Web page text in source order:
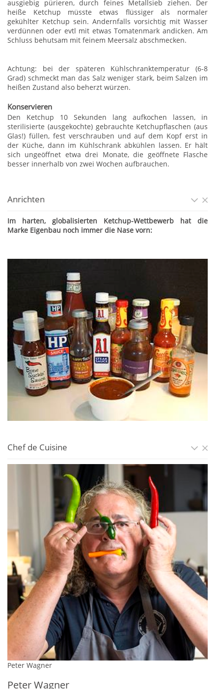
ausgiebig pürieren, durch feines Metallsieb ziehen. Der
heiße Ketchup müsste etwas flüssiger als normaler
gekühlter Ketchup sein. Andernfalls vorsichtig mit Wasser
verdünnen oder evtl mit etwas Tomatenmark andicken. Am
Schluss behutsam mit feinem Meersalz abschmecken.
Achtung: bei der späteren Kühlschranktemperatur (6-8
Grad) schmeckt man das Salz weniger stark, beim Salzen im
heißen Zustand also beherzt würzen.
Konservieren
Den Ketchup 10 Sekunden lang aufkochen lassen, in
sterilisierte (ausgekochte) gebrauchte Ketchupflaschen (aus
Glas!) füllen, fest verschrauben und auf dem Kopf erst in
der Küche, dann im Kühlschrank abkühlen lassen. Er hält
sich ungeöffnet etwa drei Monate, die geöffnete Flasche
besser innerhalb von zwei Wochen aufbrauchen.
Anrichten
Im harten, globalisierten Ketchup-Wettbewerb hat die
Marke Eigenbau noch immer die Nase vorn:
Chef de Cuisine
Peter Wagner
Peter Wagner